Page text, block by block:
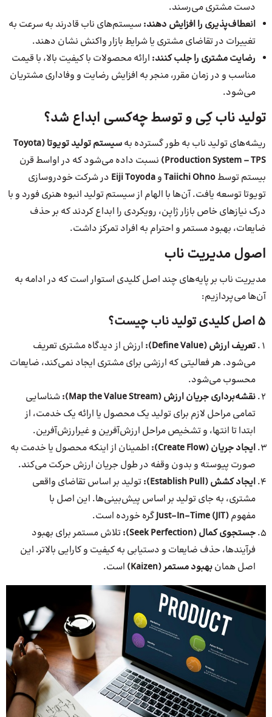
دست مشتری می‌رسند.
انعطاف‌پذیری را افزایش دهند:سیستم‌های ناب قادرند به سرعت به
تغییرات در تقاضای مشتری یا شرایط بازار واکنش نشان دهند.
رضایت مشتری را جلب کنند: ارائه محصولات با کیفیت بالا، با قیمت
مناسب و در زمان مقرر، منجر به افزایش رضایت و وفاداری مشتریان
می‌شود.
تولید ناب کِی و توسط چه‌کسی ابداع شد؟
ریشه‌های تولید ناب به طور گسترده به
سیستم تولید تویوتا (Toyota
Production System – TPS) نسبت داده می‌شود که در اواسط قرن
بیستم توسطTaiichi OhnoوEiji Toyoda در شرکت خودروسازی
تویوتا توسعه یافت. آن‌ها با الهام از سیستم تولید انبوه هنری فورد و با
درک نیازهای خاص بازار ژاپن، رویکردی را ابداع کردند که بر حذف
ضایعات، بهبود مستمر و احترام به افراد تمرکز داشت.
اصول مدیریت ناب
مدیریت ناب بر پایه‌های چند اصل کلیدی استوار است که در ادامه به
آن‌ها می‌پردازیم:
۵ اصل کلیدی تولید ناب چیست؟
تعریف ارزش (Define Value):
ارزش از دیدگاه مشتری تعریف
می‌شود. هر فعالیتی که ارزشی برای مشتری ایجاد نمی‌کند، ضایعات
محسوب می‌شود.
نقشه‌برداری جریان ارزش (Map the Value Stream):
شناسایی
تمامی مراحل لازم برای تولید یک محصول یا ارائه یک خدمت، از
ابتدا تا انتها، و تشخیص مراحل ارزش‌آفرین و غیرارزش‌آفرین.
ایجاد جریان (Create Flow):
اطمینان از اینکه محصول یا خدمت به
صورت پیوسته و بدون وقفه در طول جریان ارزش حرکت می‌کند.
ایجاد کشش (Establish Pull):
تولید بر اساس تقاضای واقعی
مشتری، به جای تولید بر اساس پیش‌بینی‌ها. این اصل با
مفهومJust-In-Time (JIT)گره خورده است.
جستجوی کمال (Seek Perfection):
تلاش مستمر برای بهبود
فرآیندها، حذف ضایعات و دستیابی به کیفیت و کارایی بالاتر. این
اصل همانبهبود مستمر (Kaizen) است.